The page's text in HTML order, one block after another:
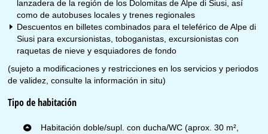
lanzadera de la región de los Dolomitas de Alpe di Siusi, así
como de autobuses locales y trenes regionales
Descuentos en billetes combinados para el teleférico de Alpe di
Siusi para excursionistas, toboganistas, excursionistas con
raquetas de nieve y esquiadores de fondo
(sujeto a modificaciones y restricciones en los servicios y periodos
de validez, consulte la información in situ)
Tipo de habitación
Habitación doble/supl. con ducha/WC (aprox. 30 m²,